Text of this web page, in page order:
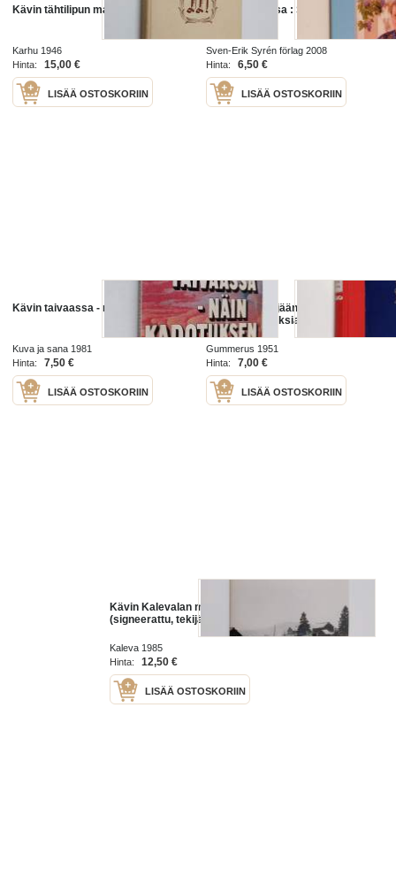
Kävin tähtilipun maassa
Karhu 1946
Hinta:
15,00 €
LISÄÄ OSTOSKORIIN
Kävin taivaassa : Sain nähdä
taivaan
Sven-Erik Syrén förlag 2008
Hinta:
6,50 €
LISÄÄ OSTOSKORIIN
Kävin taivaassa - näin kadotuksen
Kuva ja sana 1981
Hinta:
7,50 €
LISÄÄ OSTOSKORIIN
Kävin tulen ja jään maassa :
matkakokemuksia Islannista
Gummerus 1951
Hinta:
7,00 €
LISÄÄ OSTOSKORIIN
Kävin Kalevalan mailla
(signeerattu, tekijän omiste)
Kaleva 1985
Hinta:
12,50 €
LISÄÄ OSTOSKORIIN